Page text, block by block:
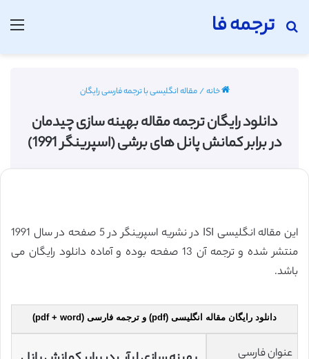
ترجمه فا
جستجو برای
خانه/مقاله انگلیسی با ترجمه فارسی رایگان
دانلود رایگان ترجمه مقاله بهینه سازی چیدمان
در برابر کمانش پانل های برشی (اسپرینگر 1991)
این مقاله انگلیسی ISI در نشریه اسپرینگر در 5 صفحه در سال 1991
منتشر شده و ترجمه آن 13 صفحه بوده و آماده دانلود رایگان می
باشد.
دانلود رایگان مقاله انگلیسی (pdf) و ترجمه فارسی (pdf + word)
عنوان فارسی